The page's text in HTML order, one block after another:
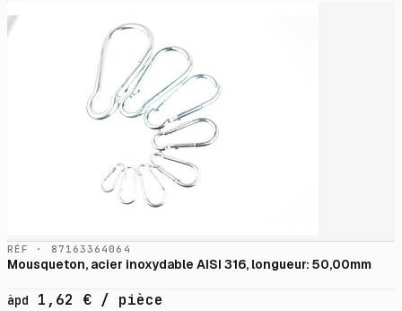
RÉF · 87163364064
Mousqueton, acier inoxydable AISI 316, longueur: 50,00mm
àpd 1,62 € / pièce